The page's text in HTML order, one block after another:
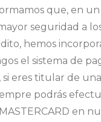
que, en
seguridad a
hemos
el sistema de
si eres titular de
podrás
en